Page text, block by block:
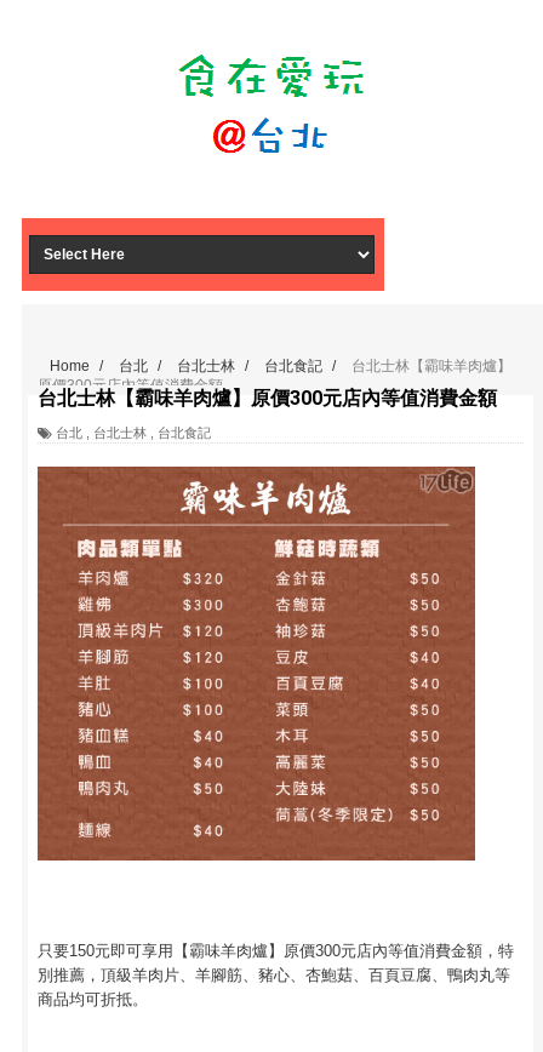
Home / 台北 / 台北士林 / 台北食記 /
台北士林【霸味羊肉爐】
原價300元店內等值消費金額
台北士林【霸味羊肉爐】原價300元店內等值消費金額
台北 台北士林 台北食記
只要150元即可享用【霸味羊肉爐】原價300元店內等值消費金額，特
別推薦，頂級羊肉片、羊腳筋、豬心、杏鮑菇、百頁豆腐、鴨肉丸等
商品均可折抵。